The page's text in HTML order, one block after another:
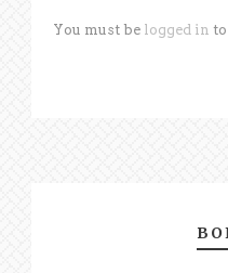
You must be logged in